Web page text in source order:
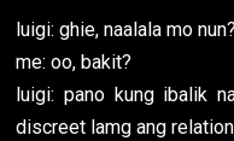
luigi: ghie, naalala mo
me: oo, bakit?
luigi: pano kung ibalik
discreet lamg ang